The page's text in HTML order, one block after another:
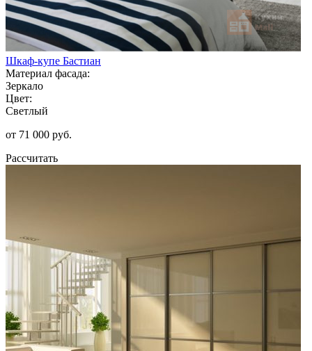
Шкаф-купе Бастиан
Материал фасада:
Зеркало
Цвет:
Светлый
от 71 000 руб.
Рассчитать